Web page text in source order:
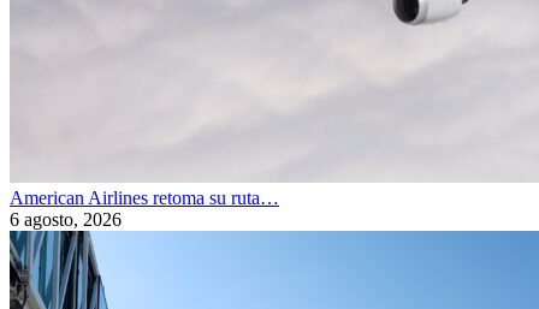
American Airlines retoma su ruta…
6 agosto, 2026